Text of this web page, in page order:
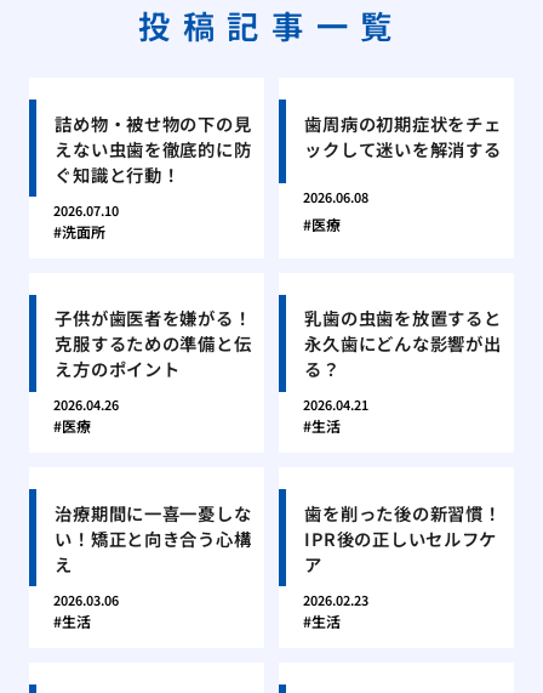
投稿記事一覧
詰め物・被せ物の下の見
えない虫歯を徹底的に防
ぐ知識と行動！
2026.07.10
洗面所
歯周病の初期症状をチェ
ックして迷いを解消する
2026.06.08
医療
子供が歯医者を嫌がる！
克服するための準備と伝
え方のポイント
2026.04.26
医療
乳歯の虫歯を放置すると
永久歯にどんな影響が出
る？
2026.04.21
生活
治療期間に一喜一憂しな
い！矯正と向き合う心構
え
2026.03.06
生活
歯を削った後の新習慣！
IPR後の正しいセルフケ
ア
2026.02.23
生活